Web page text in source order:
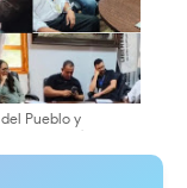
Pueblo y
evalúan tarifa
Mérida